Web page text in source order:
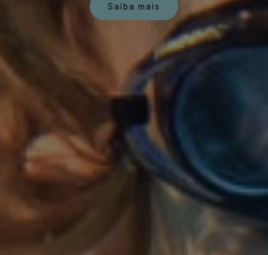
Saiba mais